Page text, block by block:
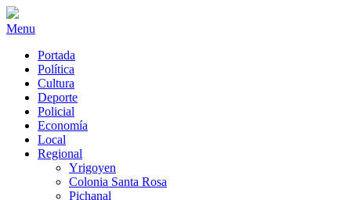
Menu
Portada
Política
Cultura
Deporte
Policial
Economía
Local
Regional
Yrigoyen
Colonia Santa Rosa
Pichanal